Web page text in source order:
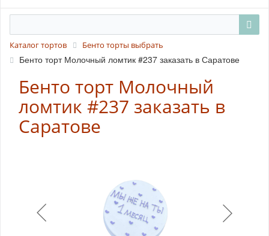
Каталог тортов Бенто торты выбрать
Бенто торт Молочный ломтик #237 заказать в Саратове
Бенто торт Молочный
ломтик #237 заказать в
Саратове